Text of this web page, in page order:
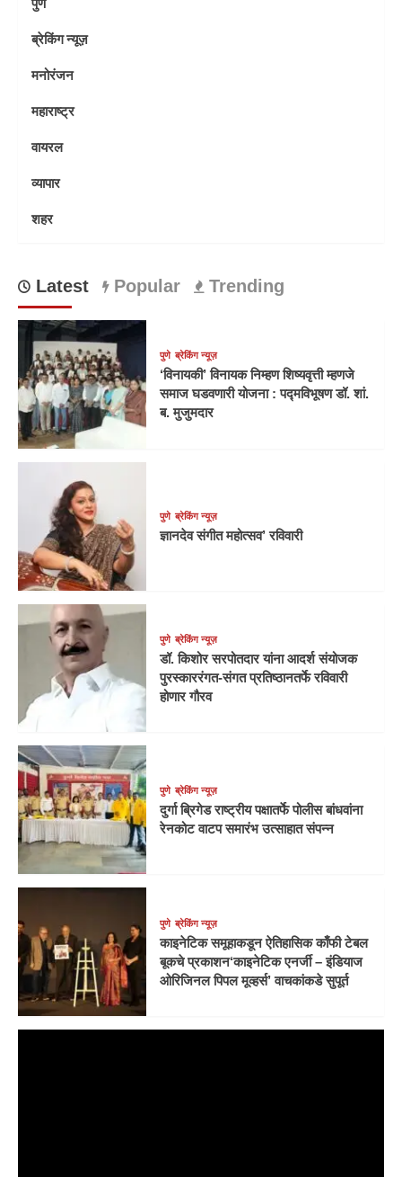
ब्रेकिंग न्यूज़
मनोरंजन
महाराष्ट्र
वायरल
व्यापार
शहर
Latest Popular Trending
पुणे ब्रेकिंग न्यूज़
‘विनायकी’ विनायक निम्हण शिष्यवृत्ती म्हणजे
समाज घडवणारी योजना : पद्मविभूषण डॉ. शां.
ब. मुजुमदार
पुणे ब्रेकिंग न्यूज़
ज्ञानदेव संगीत महोत्सव’ रविवारी
पुणे ब्रेकिंग न्यूज़
डॉ. किशोर सरपोतदार यांना आदर्श संयोजक
पुरस्काररंगत-संगत प्रतिष्ठानतर्फे रविवारी
होणार गौरव
पुणे ब्रेकिंग न्यूज़
दुर्गा ब्रिगेड राष्ट्रीय पक्षातर्फे पोलीस बांधवांना
रेनकोट वाटप समारंभ उत्साहात संपन्न
पुणे ब्रेकिंग न्यूज़
काइनेटिक समूहाकडून ऐतिहासिक काँफी टेबल
बूकचे प्रकाशन‘काइनेटिक एनर्जी – इंडियाज
ओरिजिनल पिपल मूव्हर्स’ वाचकांकडे सुपूर्त